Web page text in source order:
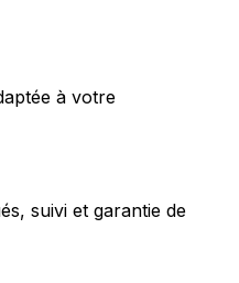
à votre
suivi et garantie de